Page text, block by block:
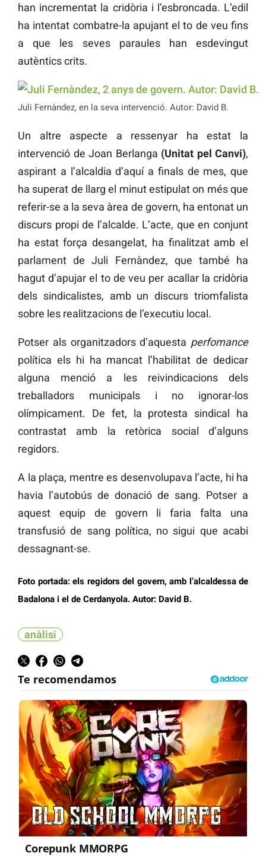
han incrementat la cridòria i l’esbroncada. L’edil
ha intentat combatre-la apujant el to de veu fins
a que les seves paraules han esdevingut
autèntics crits.
Juli Fernàndez, en la seva intervenció. Autor: David B.
Un altre aspecte a ressenyar ha estat la
intervenció de Joan Berlanga (Unitat pel Canvi),
aspirant a l’alcaldia d’aquí a finals de mes, que
ha superat de llarg el minut estipulat on més que
referir-se a la seva àrea de govern, ha entonat un
discurs propi de l’alcalde. L’acte, que en conjunt
ha estat força desangelat, ha finalitzat amb el
parlament de Juli Fernàndez, que també ha
hagut d’apujar el to de veu per acallar la cridòria
dels sindicalistes, amb un discurs triomfalista
sobre les realitzacions de l’executiu local.
Potser als organitzadors d’aquesta perfomance
política els hi ha mancat l’habilitat de dedicar
alguna menció a les reivindicacions dels
treballadors municipals i no ignorar-los
olímpicament. De fet, la protesta sindical ha
contrastat amb la retòrica social d’alguns
regidors.
A la plaça, mentre es desenvolupava l’acte, hi ha
havia l’autobús de donació de sang. Potser a
aquest equip de govern li faria falta una
transfusió de sang política, no sigui que acabi
dessagnant-se.
Foto portada: els regidors del govern, amb l’alcaldessa de
Badalona i el de Cerdanyola. Autor: David B.
anàlisi
Corepunk MMORPG